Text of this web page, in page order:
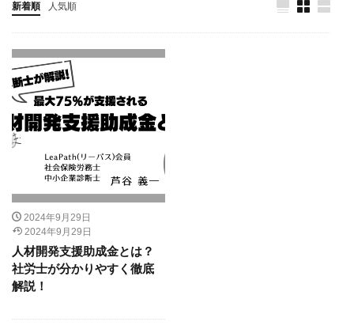
新着順 人気順
2024年9月29日
2024年9月29日
人材開発支援助成金とは？
社労士が分かりやすく徹底
解説！